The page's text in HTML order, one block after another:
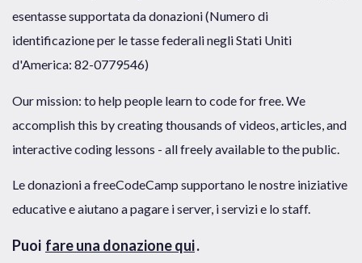
esentasse supportata da donazioni (Numero di
identificazione per le tasse federali negli Stati Uniti
d'America: 82-0779546)
Our mission: to help people learn to code for free. We
accomplish this by creating thousands of videos, articles, and
interactive coding lessons - all freely available to the public.
Le donazioni a freeCodeCamp supportano le nostre iniziative
educative e aiutano a pagare i server, i servizi e lo staff.
Puoi fare una donazione qui.